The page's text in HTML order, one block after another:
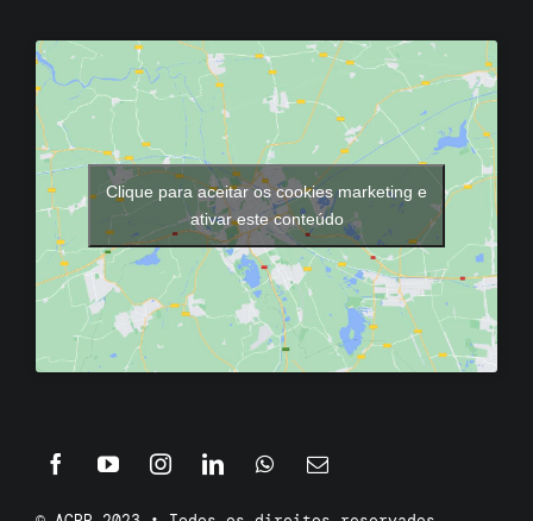
Clique para aceitar os cookies marketing e
ativar este conteúdo